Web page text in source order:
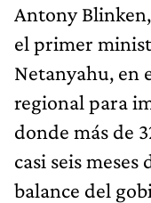
Antony
el primer
Netanyahu, en
regional para
donde más de
casi seis
balance del